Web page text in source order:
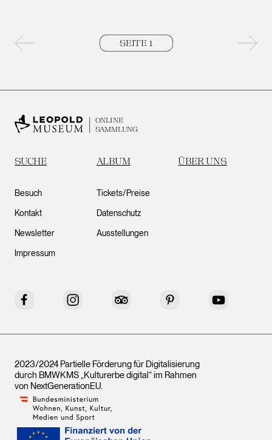
ONLINE
SAMMLUNG
SUCHE ALBUM ÜBER UNS
Besuch
Kontakt
Newsletter
Impressum
Tickets/Preise
Datenschutz
Ausstellungen
Facebook Instagram Tripadvisor Pinterest YouTube
2023/2024 Partielle Förderung für Digitalisierung
durch BMWKMS „Kulturerbe digital“ im Rahmen
von NextGenerationEU.